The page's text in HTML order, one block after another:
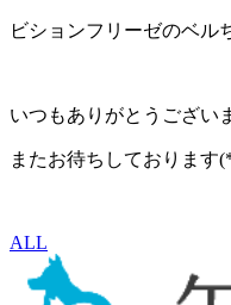
ビションフリーゼのベル
いつもありがとうござい
またお待ちしております
ALL